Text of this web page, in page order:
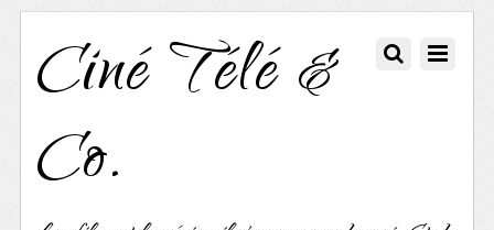
Ciné Télé &
Co.